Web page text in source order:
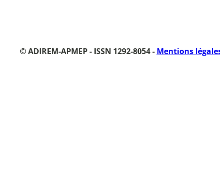
© ADIREM-APMEP - ISSN 1292-8054 - Mentions